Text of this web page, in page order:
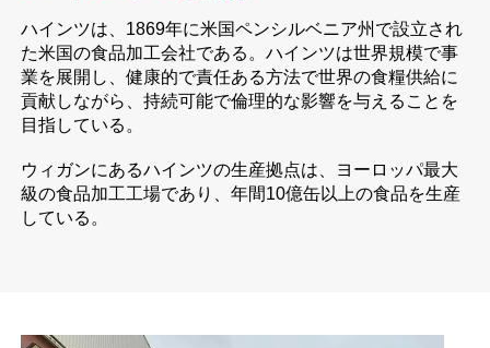
ハインツは、1869年に米国ペンシルベニア州で設立され
た米国の食品加工会社である。ハインツは世界規模で事
業を展開し、健康的で責任ある方法で世界の食糧供給に
貢献しながら、持続可能で倫理的な影響を与えることを
目指している。
ウィガンにあるハインツの生産拠点は、ヨーロッパ最大
級の食品加工工場であり、年間10億缶以上の食品を生産
している。